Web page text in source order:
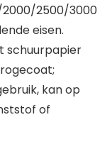
2500/3000
eisen.
schuurpapier
kan op
of